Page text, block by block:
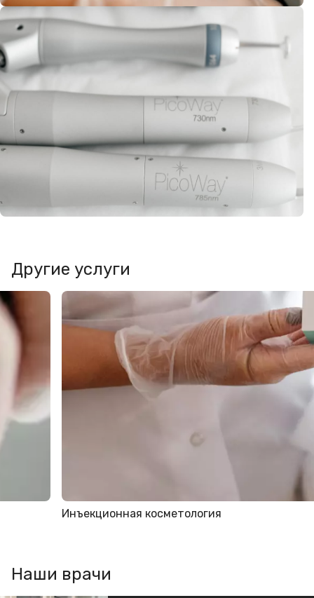
Другие услуги
Инъекционная косметология
Наши врачи